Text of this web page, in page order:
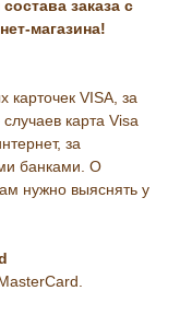
заказа с
магазина!
VISA, за
карта Visa
за
банками. О
нужно выяснять у